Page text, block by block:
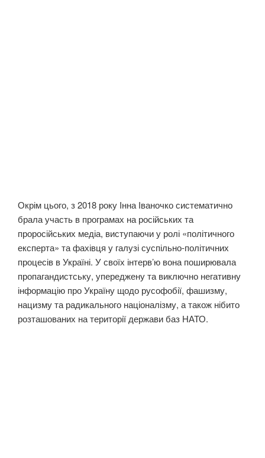
Окрім цього, з 2018 року Інна Іваночко систематично
брала участь в програмах на російських та
проросійських медіа, виступаючи у ролі «політичного
експерта» та фахівця у галузі суспільно-політичних
процесів в Україні. У своїх інтерв’ю вона поширювала
пропагандистську, упереджену та виключно негативну
інформацію про Україну щодо русофобії, фашизму,
нацизму та радикального націоналізму, а також нібито
розташованих на території держави баз НАТО.